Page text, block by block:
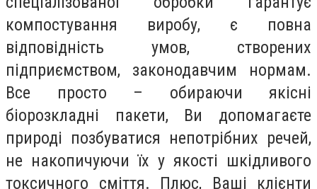
компостування виробу, є повна
відповідність умов, створених
підприємством, законодавчим нормам.
Все просто – обираючи якісні
біорозкладні пакети, Ви допомагаєте
природі позбуватися непотрібних речей,
не накопичуючи їх у якості шкідливого
токсичного сміття. Плюс, Ваші клієнти